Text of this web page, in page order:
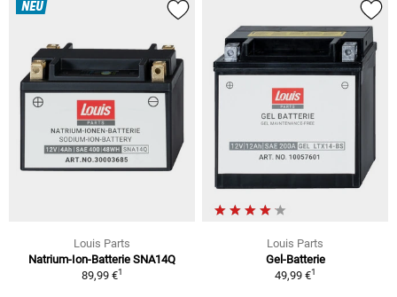
NEU
Louis Parts
Natrium-Ion-Batterie SNA14Q
89,99 €1
Louis Parts
Gel-Batterie
49,99 €1